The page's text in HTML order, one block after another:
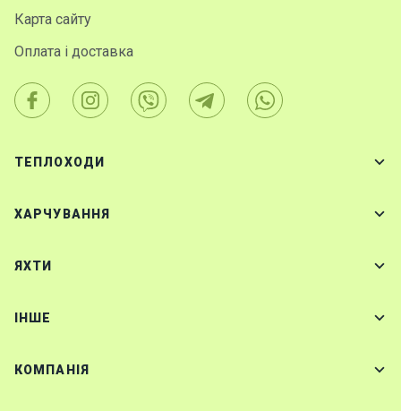
Карта сайту
Оплата і доставка
ТЕПЛОХОДИ
ХАРЧУВАННЯ
ЯХТИ
IНШЕ
КОМПАНІЯ